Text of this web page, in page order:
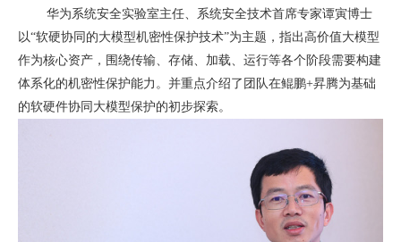
华为系统安全实验室主任、系统安全技术首席专家谭寅博士
以“软硬协同的大模型机密性保护技术”为主题，指出高价值大模型
作为核心资产，围绕传输、存储、加载、运行等各个阶段需要构建
体系化的机密性保护能力。并重点介绍了团队在鲲鹏+昇腾为基础
的软硬件协同大模型保护的初步探索。